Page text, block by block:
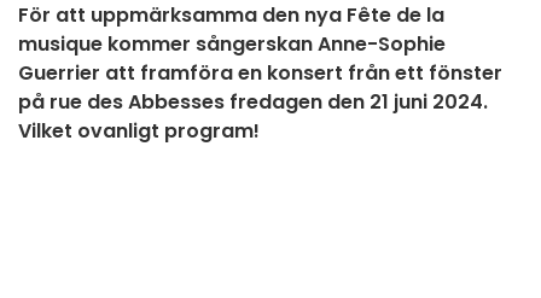
För att uppmärksamma den nya Fête de la
musique kommer sångerskan Anne-Sophie
Guerrier att framföra en konsert från ett fönster
på rue des Abbesses fredagen den 21 juni 2024.
Vilket ovanligt program!